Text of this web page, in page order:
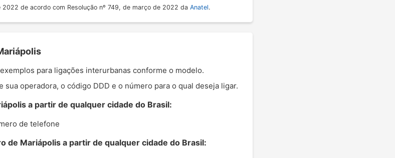
de acordo com Resolução nº 749, de março de 2022 da Anatel.
para ligações interurbanas conforme o modelo.
operadora, o código DDD e o número para o qual deseja ligar.
a partir de qualquer cidade do Brasil:
de telefone
de Mariápolis a partir de qualquer cidade do Brasil: